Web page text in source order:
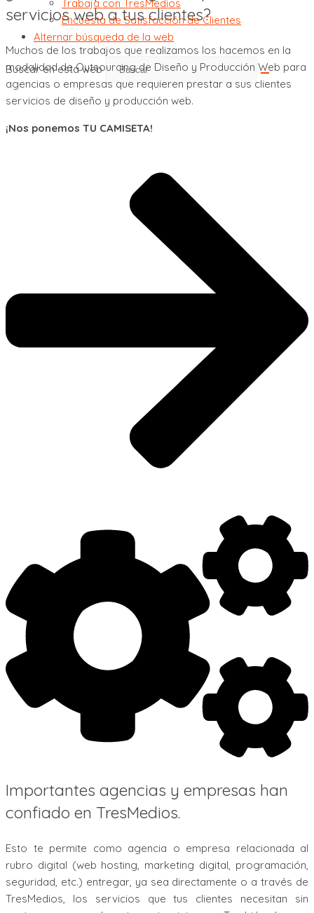
Trabaja con TresMedios
Encuesta de Satisfacción de Clientes
Alternar búsqueda de la web
Buscar en esta web
servicios web a tus clientes?
Muchos de los trabajos que realizamos los hacemos en la
modalidad de Outsourcing de Diseño y Producción Web para
agencias o empresas que requieren prestar a sus clientes
servicios de diseño y producción web.
¡Nos ponemos TU CAMISETA!
Importantes agencias y empresas han
confiado en TresMedios.
Esto te permite como agencia o empresa relacionada al
rubro digital (web hosting, marketing digital, programación,
seguridad, etc.) entregar, ya sea directamente o a través de
TresMedios, los servicios que tus clientes necesitan sin